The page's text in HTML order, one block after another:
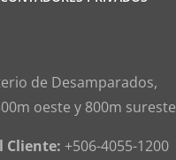
de Desamparados,
oeste y 800m sureste
Cliente: +506-4055-1200